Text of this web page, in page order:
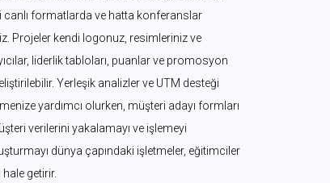
formatlarda ve hatta konferanslar
Projeler kendi logonuz, resimleriniz ve
liderlik tabloları, puanlar ve promosyon
Yerleşik analizler ve UTM desteği
yardımcı olurken, müşteri adayı formları
verilerini yakalamayı ve işlemeyi
dünya çapındaki işletmeler, eğitimciler
getirir.